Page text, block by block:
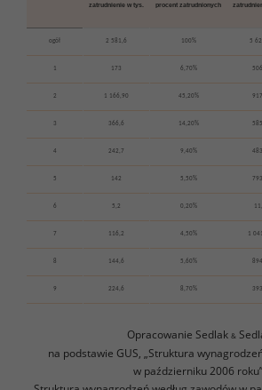
zatrudnienie w tys. procent zatrudnionych
ogół 2 581,6 100% 5
1 173 6,70%
2 1 166,90 45,20%
3 366,6 14,20%
4 242,7 9,40%
5 142 5,50%
6 5,2 0,20%
7 116,2 4,50% 1
8 144,6 5,60%
9 224,6 8,70%
Opracowanie Sedlak &
na podstawie GUS, „Struktura
w październiku 2006